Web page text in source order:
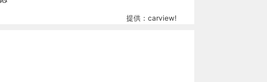
提供：carview!